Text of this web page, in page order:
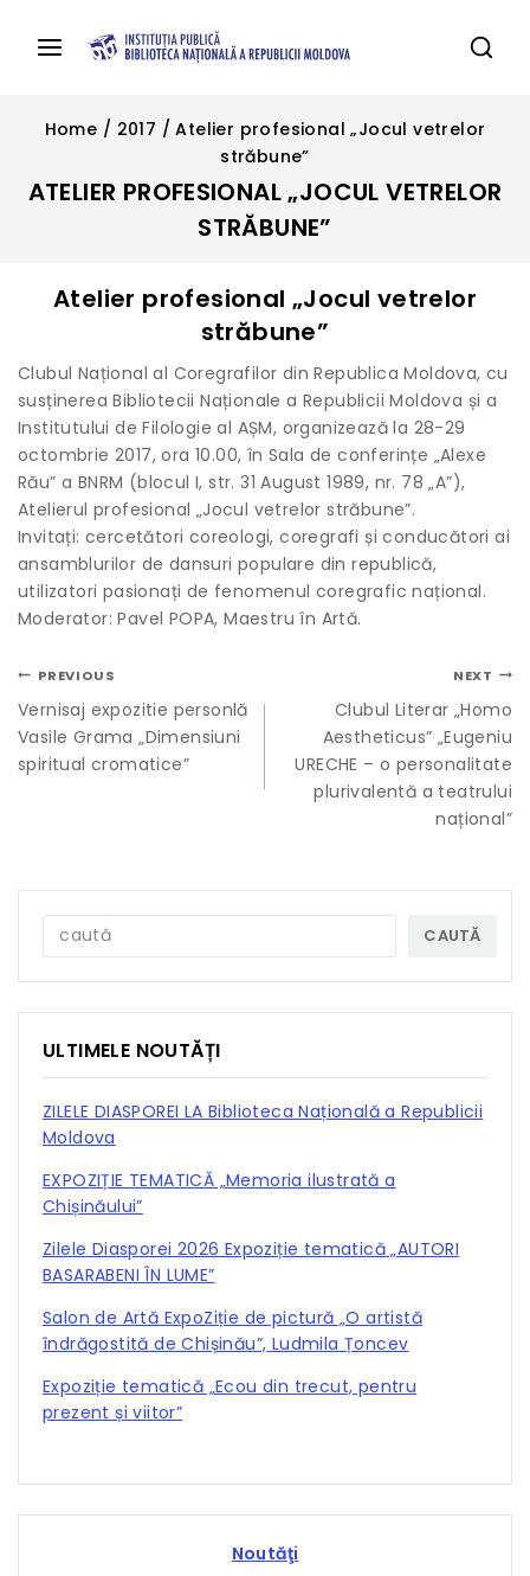
Home / 2017 / Atelier profesional „Jocul vetrelor
străbune”
ATELIER PROFESIONAL „JOCUL VETRELOR
STRĂBUNE”
Atelier profesional „Jocul vetrelor
străbune”
Clubul Național al Coregrafilor din Republica Moldova, cu
susținerea Bibliotecii Naționale a Republicii Moldova și a
Institutului de Filologie al AȘM, organizează la 28-29
octombrie 2017, ora 10.00, în Sala de conferințe „Alexe
Rău” a BNRM (blocul I, str. 31 August 1989, nr. 78 „A”),
Atelierul profesional „Jocul vetrelor străbune”.
Invitați: cercetători coreologi, coregrafi și conducători ai
ansamblurilor de dansuri populare din republică,
utilizatori pasionați de fenomenul coregrafic național.
Moderator: Pavel POPA, Maestru în Artă.
PREVIOUS
Vernisaj expozitie personlă
Vasile Grama „Dimensiuni
spiritual cromatice”
NEXT
Clubul Literar „Homo
Aestheticus” „Eugeniu
URECHE – o personalitate
plurivalentă a teatrului
național”
CAUTĂ
ULTIMELE NOUTĂȚI
ZILELE DIASPOREI LA Biblioteca Națională a Republicii
Moldova
EXPOZIȚIE TEMATICĂ „Memoria ilustrată a
Chișinăului”
Zilele Diasporei 2026 Expoziție tematică „AUTORI
BASARABENI ÎN LUME”
Salon de Artă ExpoZiție de pictură „O artistă
îndrăgostită de Chișinău”, Ludmila Țoncev
Expoziție tematică „Ecou din trecut, pentru
prezent și viitor”
Noutăţi